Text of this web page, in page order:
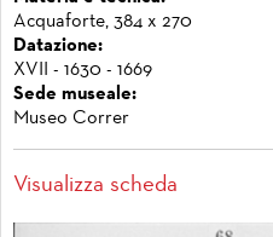
Acquaforte, 384 x 270
Datazione:
XVII - 1630 - 1669
Sede museale:
Museo Correr
Visualizza scheda